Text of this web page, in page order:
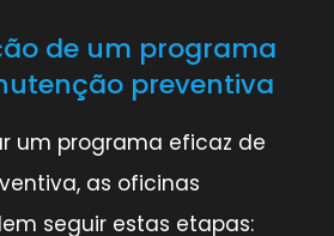
de um programa
preventiva
um programa eficaz de
as oficinas
seguir estas etapas: